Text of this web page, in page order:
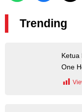
Trending
Ketua
One